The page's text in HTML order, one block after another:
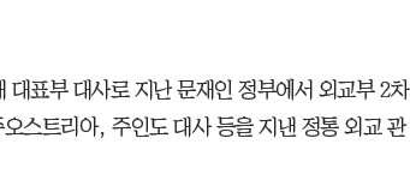
대표부 대사로 지난 문재인 정부에서 외교부 2차
스트리아, 주인도 대사 등을 지낸 정통 외교 관